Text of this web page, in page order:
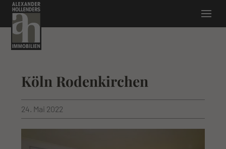
Köln Rodenkirchen
24. Mai 2022